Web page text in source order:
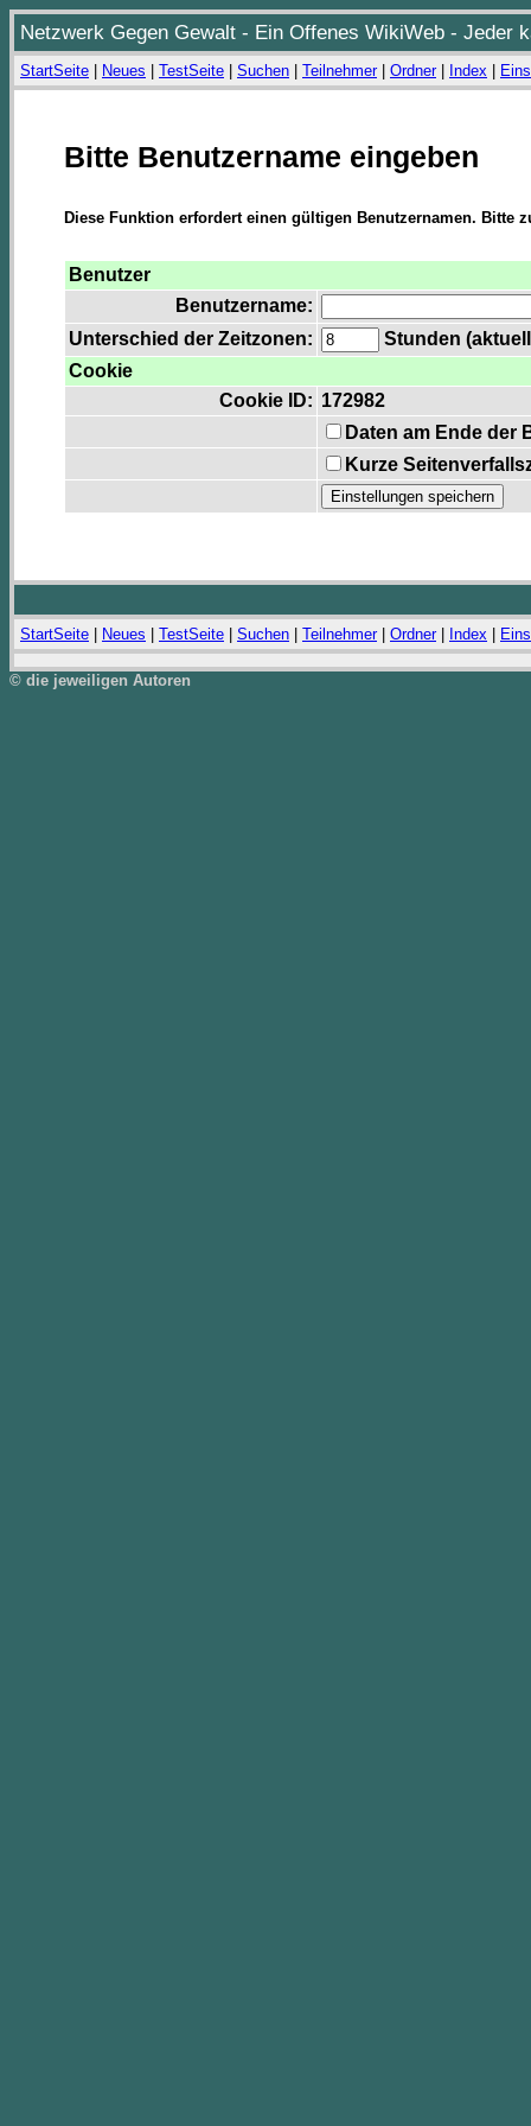
Netzwerk Gegen Gewalt - Ein Offenes WikiWeb - Jeder
StartSeite Neues TestSeite Suchen Teilnehmer| Ordner| Index
Bitte Benutzername eingeben
Diese Funktion erfordert einen gültigen Benutzernamen. Bitte
Benutzer
Benutzername:
Unterschied der Zeitzonen:
Stunden
Cookie
Cookie ID: 172982
Daten am Ende der
Kurze
StartSeite Neues TestSeite Suchen Teilnehmer| Ordner| Index
© die jeweiligen Autoren